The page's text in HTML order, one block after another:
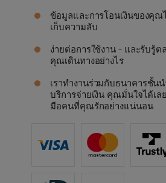
ข้อมูลและการโอนเงินของคุ
เก็บความลับ
ง่ายต่อการใช้งาน - และรับรู้ต
คุณเดินทางอย่างไร
เราทำงานร่วมกับธนาคารชั้น
บริการจ่ายเงิน คุณมั่นใจได้เล
มือคนที่คุณรักอย่างแน่นอน